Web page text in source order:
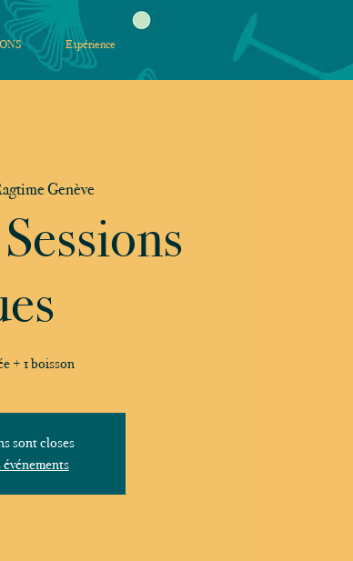
Expérience
Genève
+ 1 boisson
sont closes